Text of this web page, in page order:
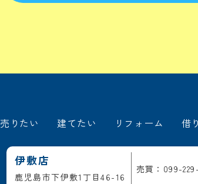
売りたい 建てたい リフォーム 借
伊敷店
鹿児島市下伊敷1丁目46-16
売買：099-